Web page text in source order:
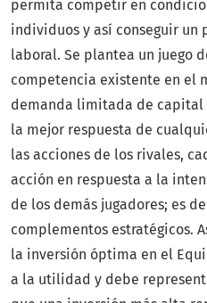
permita competir en
individuos y así conseguir un
laboral. Se plantea un juego
competencia existente en el
demanda limitada de capital
la mejor respuesta de
las acciones de los rivales,
acción en respuesta a la
de los demás jugadores; es
complementos estratégicos.
la inversión óptima en el
a la utilidad y debe